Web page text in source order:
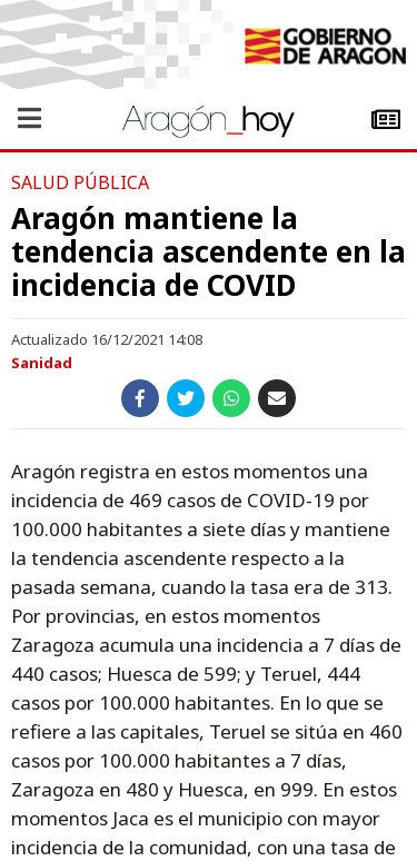
SALUD PÚBLICA
Aragón mantiene la
tendencia ascendente en la
incidencia de COVID
Actualizado 16/12/2021 14:08
Sanidad
Aragón registra en estos momentos una
incidencia de 469 casos de COVID-19 por
100.000 habitantes a siete días y mantiene
la tendencia ascendente respecto a la
pasada semana, cuando la tasa era de 313.
Por provincias, en estos momentos
Zaragoza acumula una incidencia a 7 días de
440 casos; Huesca de 599; y Teruel, 444
casos por 100.000 habitantes. En lo que se
refiere a las capitales, Teruel se sitúa en 460
casos por 100.000 habitantes a 7 días,
Zaragoza en 480 y Huesca, en 999. En estos
momentos Jaca es el municipio con mayor
incidencia de la comunidad, con una tasa de